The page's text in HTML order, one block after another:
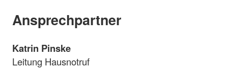
Ansprechpartner
Katrin Pinske
Leitung Hausnotruf